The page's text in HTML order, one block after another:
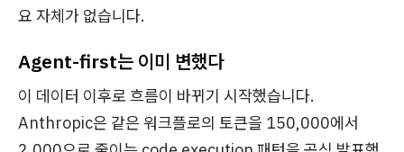
요 자체가 없습니다.
Agent-first는 이미 변했다
이 데이터 이후로 흐름이 바뀌기 시작했습니다.
Anthropic은 같은 워크플로의 토큰을 150,000에서